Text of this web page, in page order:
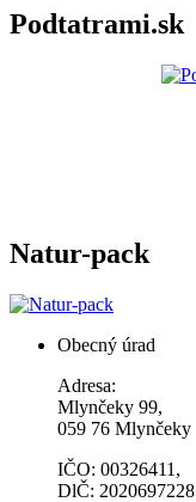
Podtatrami.sk
Natur-pack
Obecný úrad
Adresa:
Mlynčeky 99,
059 76 Mlynčeky
IČO: 00326411,
DlČ: 2020697228